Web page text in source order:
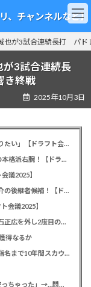
チャンネルなど】
也が3試合連続長打 パド
が3試合連続長
き終戦
2025年10月3日
カープドラ6西川篤夢！「日本を代表する遊撃手になりたい」【ドラフト会議2025】
カープドラ5赤木晴哉！191cm最速153キロ！佛教大の本格派右腕！【ドラフト会議2025】
議2025】
カープドラ3勝田成！近畿大163cmセカンド！菊池涼介の後継者候補！【ドラフト会議2025】
会議2025】
カープドラ1平川蓮！187cmのスイッチヒッター！立石正広を外し2度目の重複も新井監督がクジを引き当てる！【ドラフト会議2025】
得なるか
緒方孝市カープドラ3指名で青学出禁！澤﨑俊和の逆指名まで10年間スカウト出禁
【悲報】彼女「ごめん！俺くんの貯金、情報商材に使っちゃった」→…問い詰めたらギャン泣きされたんだが俺が悪いのか？